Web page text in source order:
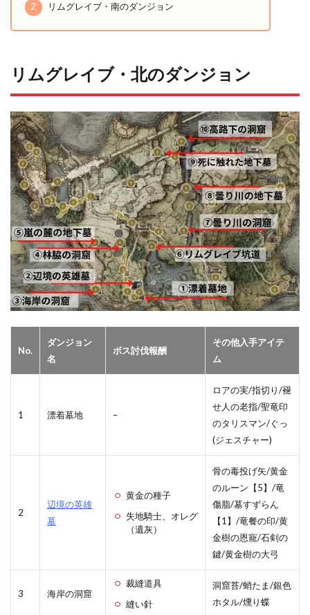
2 リムグレイブ・南のダンジョン
リムグレイブ・北のダンジョン
No.
ダンジョン
名
ボス討伐報酬
その他入手アイテ
ム
1 漂着墓地 –
ロアの実/指切り/褪
せ人の老指/聖竜印
のタリスマン/ぐっ
(ジェスチャー)
2
辺境の英雄
墓
黄金の種子
失地騎士、オレグ
（遺灰）
骨の毒投げ矢/黄金
のルーン【5】/竜
傷脂/墓すずらん
【1】/竜餐の印/黄
金樹の恩寵/石剣の
鍵/黄金樹の大弓
3 海岸の洞窟
裁縫道具
縫い針
洞窟苔/蛸たま/銀色
ホタル/燻り蝶